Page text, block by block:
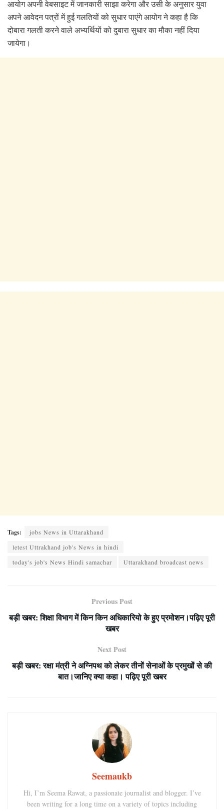
आयोग अपनी वेबसाइट में जानकारी साझा करेगा और उसी के अनुसार युवा
अपने आवेदन पत्रों में हुई गलतियों को सुधार पाएंगे आयोग ने कहा है कि
दोबारा गलती करने वाले अभ्यर्थियों को दुबारा सुधार का मौका नहीं दिया
जायेगा।
Tags:
jobs News in Uttarakhand
letest Uttrakhand job's News in hindi
today's job's News Hindi samachar
Uttarakhand broadcast news
Previous Post
बड़ी खबर: शिक्षा विभाग में किन किन अधिकारियो के हुए प्रमोशन।पढ़िए पूरी
खबर
Next Post
बड़ी खबर: रक्षा मंत्री ने अग्निपथ को लेकर तीनों सेनाओं के प्रमुखों से की
बात।जानिए क्या कहा। पढ़िए पूरी खबर
Seemaukb
Hi, I’m Seema Rawat, a passionate journalist and blogger. I’ve
been writing for a long time on a variety of topics including